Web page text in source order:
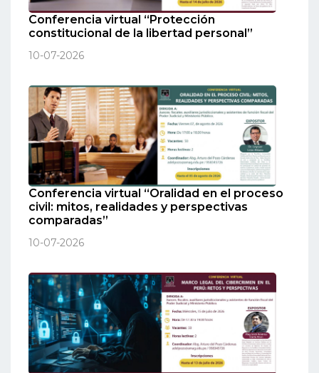
Conferencia virtual “Protección
constitucional de la libertad personal”
10-07-2026
Conferencia virtual “Oralidad en el proceso
civil: mitos, realidades y perspectivas
comparadas”
10-07-2026